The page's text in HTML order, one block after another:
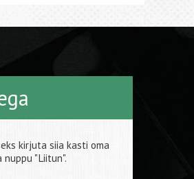
kirjuta siia kasti oma
"Liitun".